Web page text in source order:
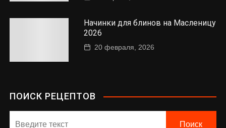
Начинки для блинов на Масленицу
2026
20 февраля, 2026
ПОИСК РЕЦЕПТОВ